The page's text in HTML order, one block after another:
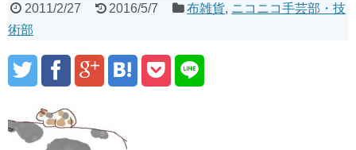
2011/2/27 2016/5/7 布雑貨, ニコニコ手芸部・技
術部